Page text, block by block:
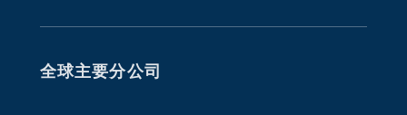
全球主要分公司